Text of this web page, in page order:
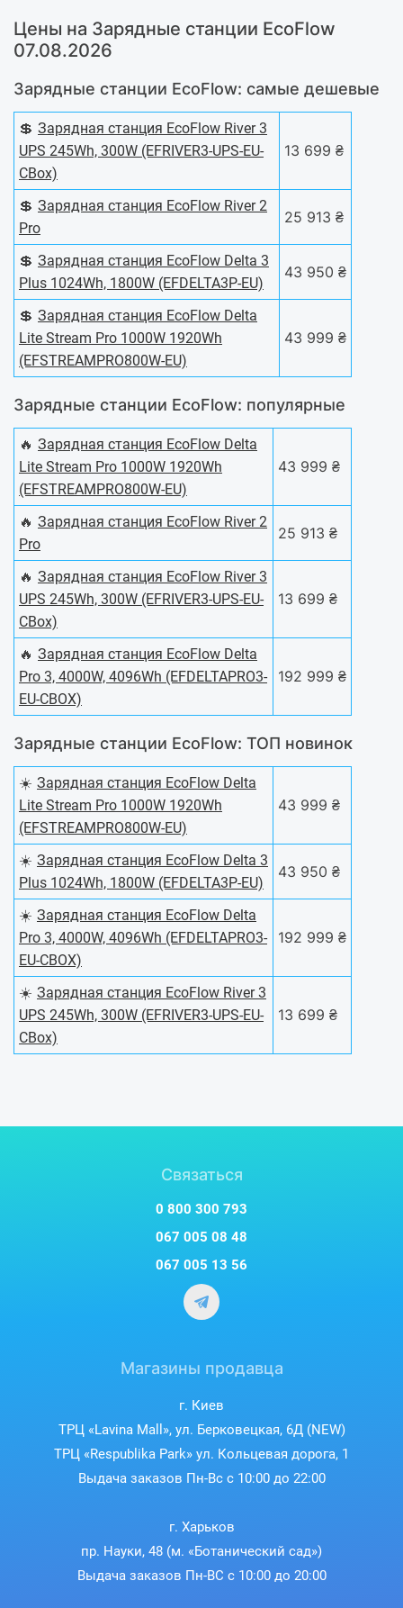
Цены на Зарядные станции EcoFlow
07.08.2026
Зарядные станции EcoFlow: самые дешевые
💲 Зарядная станция EcoFlow River 3
UPS 245Wh, 300W (EFRIVER3-UPS-EU-
CBox)
13 699 ₴
💲 Зарядная станция EcoFlow River 2
Pro
25 913 ₴
💲 Зарядная станция EcoFlow Delta 3
Plus 1024Wh, 1800W (EFDELTA3P-EU)
43 950 ₴
💲 Зарядная станция EcoFlow Delta
Lite Stream Pro 1000W 1920Wh
(EFSTREAMPRO800W-EU)
43 999 ₴
Зарядные станции EcoFlow: популярные
🔥 Зарядная станция EcoFlow Delta
Lite Stream Pro 1000W 1920Wh
(EFSTREAMPRO800W-EU)
43 999 ₴
🔥 Зарядная станция EcoFlow River 2
Pro
25 913 ₴
🔥 Зарядная станция EcoFlow River 3
UPS 245Wh, 300W (EFRIVER3-UPS-EU-
CBox)
13 699 ₴
🔥 Зарядная станция EcoFlow Delta
Pro 3, 4000W, 4096Wh (EFDELTAPRO3-
EU-CBOX)
192 999 ₴
Зарядные станции EcoFlow: ТОП новинок
☀️ Зарядная станция EcoFlow Delta
Lite Stream Pro 1000W 1920Wh
(EFSTREAMPRO800W-EU)
43 999 ₴
☀️ Зарядная станция EcoFlow Delta 3
Plus 1024Wh, 1800W (EFDELTA3P-EU)
43 950 ₴
☀️ Зарядная станция EcoFlow Delta
Pro 3, 4000W, 4096Wh (EFDELTAPRO3-
EU-CBOX)
192 999 ₴
☀️ Зарядная станция EcoFlow River 3
UPS 245Wh, 300W (EFRIVER3-UPS-EU-
CBox)
13 699 ₴
Связаться
0 800 300 793
067 005 08 48
067 005 13 56
Магазины продавца
г. Киев
ТРЦ «Lavina Mall», ул. Берковецкая, 6Д (NEW)
ТРЦ «Respublika Park» ул. Кольцевая дорога, 1
Выдача заказов Пн-Вс с 10:00 до 22:00
г. Харьков
пр. Науки, 48 (м. «Ботанический сад»)
Выдача заказов Пн-ВС с 10:00 до 20:00